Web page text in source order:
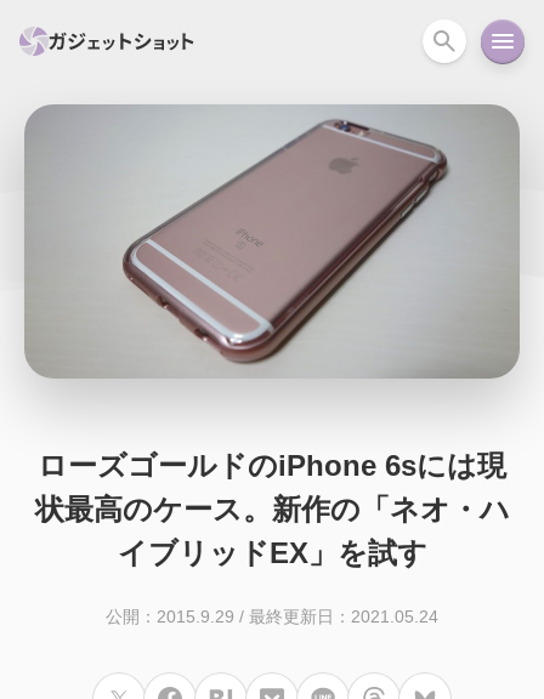
カメラ
スマートホーム アクションカメラ
iPad Mac
オーディオ
ローズゴールドのiPhone 6sには現
状最高のケース。新作の「ネオ・ハ
イブリッドEX」を試す
公開：2015.9.29 / 最終更新日：2021.05.24